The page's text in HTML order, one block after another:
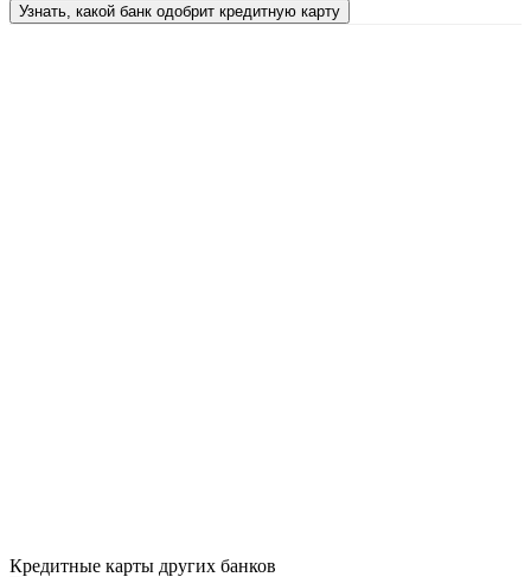
Узнать, какой банк одобрит кредитную карту
Кредитные карты других банков